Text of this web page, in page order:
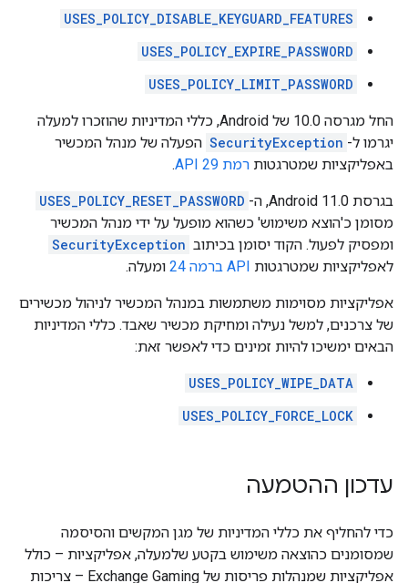
USES_POLICY_DISABLE_KEYGUARD_FEATURES
USES_POLICY_EXPIRE_PASSWORD
USES_POLICY_LIMIT_PASSWORD
החל מגרסה 10.0 של Android, כללי המדיניות שהוזכרו למעלה
יגרמו ל- SecurityException הפעלה של מנהל המכשיר
באפליקציות שמטרגטות רמת API 29 .
בגרסת Android 11.0, ה-
USES_POLICY_RESET_PASSWORD
מסומן כ'הוצא משימוש' כשהוא מופעל על ידי מנהל המכשיר
ומפסיק לפעול. הקוד יסומן בכיתוב SecurityException
לאפליקציות שמטרגטות API ברמה 24 ומעלה.
אפליקציות מסוימות משתמשות במנהל המכשיר לניהול מכשירים
של צרכנים, למשל נעילה ומחיקת מכשיר שאבד. כללי המדיניות
הבאים ימשיכו להיות זמינים כדי לאפשר זאת:
USES_POLICY_WIPE_DATA
USES_POLICY_FORCE_LOCK
עדכון ההטמעה
כדי להחליף את כללי המדיניות של מגן המקשים והסיסמה
שמסומנים כהוצאה משימוש בקטע שלמעלה, אפליקציות – כולל
אפליקציות שמנהלות פריסות של Exchange Gaming – צריכות